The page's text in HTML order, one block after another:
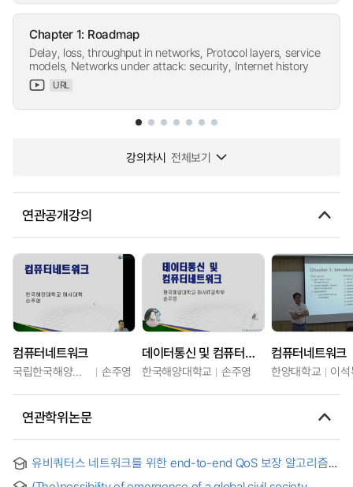
Chapter 1: Roadmap
Delay, loss, throughput in networks, Protocol layers, service
models, Networks under attack: security, Internet history
URL
강의차시 전체보기
연관공개강의
컴퓨터네트워크
국립한국해양대학교 손주영
데이터통신 및 컴퓨터네트워크
한국해양대학교 손주영
컴퓨터네트워크
한양대학교 이
연관학위논문
유비쿼터스 네트워크를 위한 end-to-end QoS 보장 알고리즘